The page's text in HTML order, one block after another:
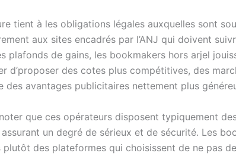
tient à les obligations légales auxquelles sont
aux sites encadrés par l’ANJ qui doivent
plafonds de gains, les bookmakers hors arjel
d’proposer des cotes plus compétitives, des
des avantages publicitaires nettement plus
que ces opérateurs disposent typiquement
un degré de sérieux et de sécurité. Les
plutôt des plateformes qui choisissent de ne pas